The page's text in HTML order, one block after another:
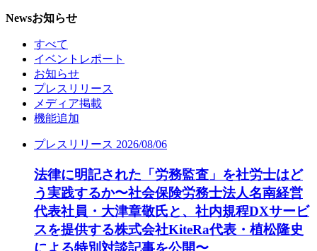
Newsお知らせ
すべて
イベントレポート
お知らせ
プレスリリース
メディア掲載
機能追加
プレスリリース 2026/08/06
法律に明記された「労務監査」を社労士はど
う実践するか〜社会保険労務士法人名南経営
代表社員・大津章敬氏と、社内規程DXサービ
スを提供する株式会社KiteRa代表・植松隆史
による特別対談記事を公開〜